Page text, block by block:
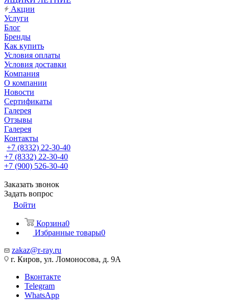
Акции
Услуги
Блог
Бренды
Как купить
Условия оплаты
Условия доставки
Компания
О компании
Новости
Сертификаты
Галерея
Отзывы
Галерея
Контакты
+7 (8332) 22-30-40
+7 (8332) 22-30-40
+7 (900) 526-30-40
Заказать звонок
Задать вопрос
Войти
Корзина0
Избранные товары0
zakaz@r-ray.ru
г. Киров, ул. Ломоносова, д. 9А
Вконтакте
Telegram
WhatsApp